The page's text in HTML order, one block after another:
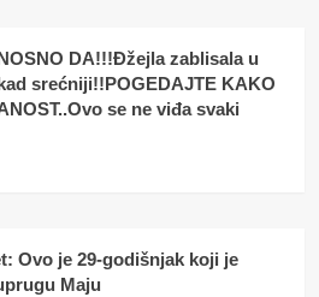
DA!!!Đžejla zablisala u
srećniji!!POGEDAJTE KAKO
se ne viđa svaki
Ovo je 29-godišnjak koji je
Maju